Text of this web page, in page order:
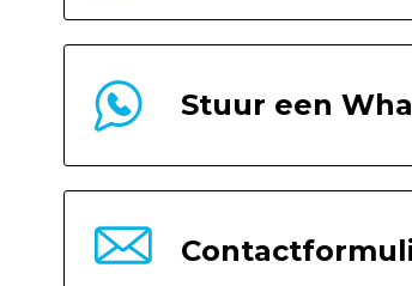
Stuur een